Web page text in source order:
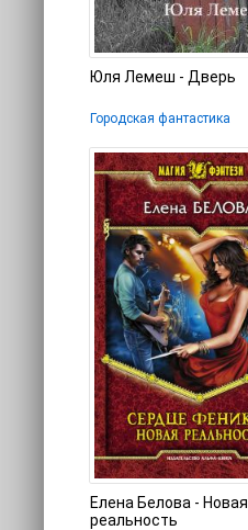
Юля Лемеш - Дверь
Городская фантастика
Елена Белова - Новая
реальность